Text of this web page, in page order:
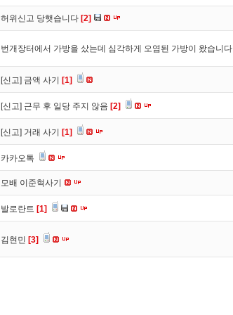
허위신고 당햇습니다 [2]
번개장터에서 가방을 샀는데 심각하게 오염된 가방이 왔습니다
[신고] 금액 사기 [1]
[신고] 근무 후 일당 주지 않음 [2]
[신고] 거래 사기 [1]
카카오톡
모배 이준혁사기
발로란트 [1]
김현민 [3]